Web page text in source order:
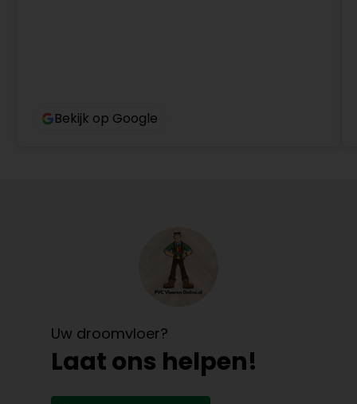
Bekijk op Google
Uw droomvloer?
Laat ons helpen!